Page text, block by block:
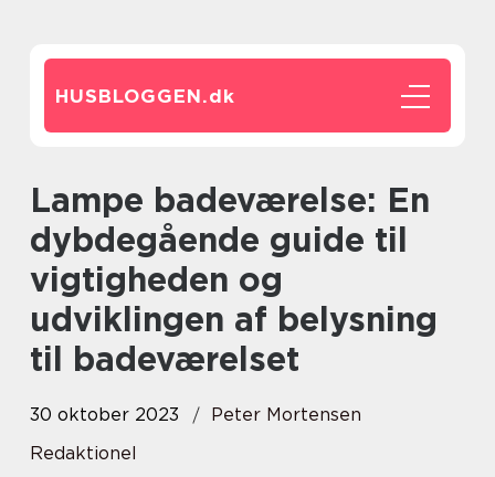
HUSBLOGGEN.dk
Lampe badeværelse: En
dybdegående guide til
vigtigheden og
udviklingen af belysning
til badeværelset
30 oktober 2023
Peter Mortensen
Redaktionel